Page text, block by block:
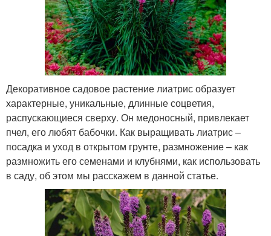
Декоративное садовое растение лиатрис образует
характерные, уникальные, длинные соцветия,
распускающиеся сверху. Он медоносный, привлекает
пчел, его любят бабочки. Как выращивать лиатрис –
посадка и уход в открытом грунте, размножение – как
размножить его семенами и клубнями, как использовать
в саду, об этом мы расскажем в данной статье.